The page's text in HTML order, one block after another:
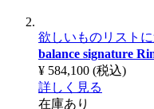
欲しいものリスト
balance signature
¥ 584,100 (税込)
詳しく見る
在庫あり